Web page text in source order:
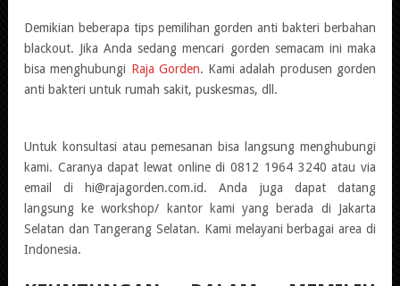
Demikian beberapa tips pemilihan gorden anti bakteri berbahan
blackout. Jika Anda sedang mencari gorden semacam ini maka
bisa menghubungi Raja Gorden. Kami adalah produsen gorden
anti bakteri untuk rumah sakit, puskesmas, dll.
Untuk konsultasi atau pemesanan bisa langsung menghubungi
kami. Caranya dapat lewat online di 0812 1964 3240 atau via
email di hi@rajagorden.com.id. Anda juga dapat datang
langsung ke workshop/ kantor kami yang berada di Jakarta
Selatan dan Tangerang Selatan. Kami melayani berbagai area di
Indonesia.